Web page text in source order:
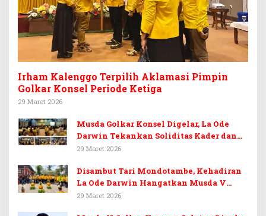
Irham Kalenggo Terpilih Aklamasi Pimpin
Golkar Konsel Periode Ketiga
29 Maret 2026
Musda Golkar Konsel Digelar, La Ode
Darwin Tekankan Soliditas Kader dan
Target 14 Kursi DPRD Konawe Selatan
29 Maret 2026
Disambut Tari Mondotambe, Kehadiran
La Ode Darwin Hangatkan Musda V
Golkar Konsel
29 Maret 2026